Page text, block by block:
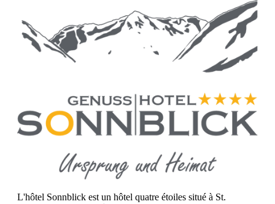
L'hôtel Sonnblick est un hôtel quatre étoiles situé à St.